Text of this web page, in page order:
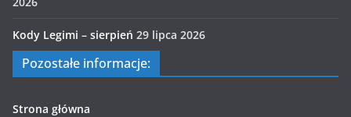
Kody Legimi – sierpień 29 lipca 2026
Pozostałe informacje:
Strona główna